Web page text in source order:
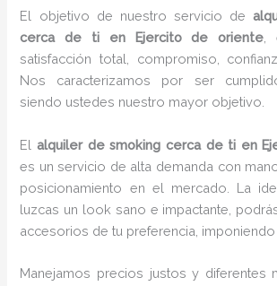
El objetivo de nuestro servicio de
cerca de ti en Ejercito de oriente,
satisfacción total, compromiso,
Nos caracterizamos por ser
siendo ustedes nuestro mayor objetivo.
Elalquiler de smoking cerca de ti en
es un servicio de alta demanda con
posicionamiento en el mercado. La
luzcas un look sano e impactante,
accesorios de tu preferencia, imponiendo
Manejamos precios justos y diferentes